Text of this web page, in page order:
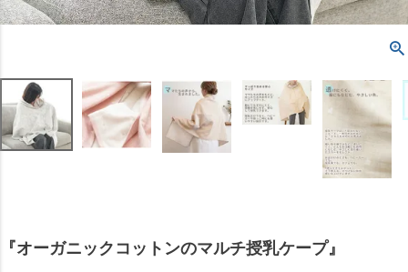
『オーガニックコットンのマルチ授乳ケープ』